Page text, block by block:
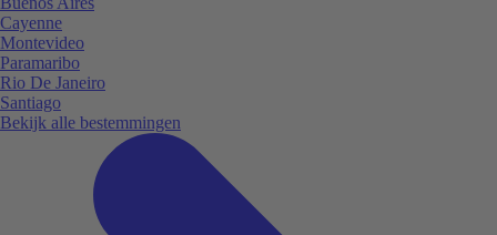
Cayenne
Montevideo
Paramaribo
Rio De Janeiro
Santiago
Bekijk alle bestemmingen